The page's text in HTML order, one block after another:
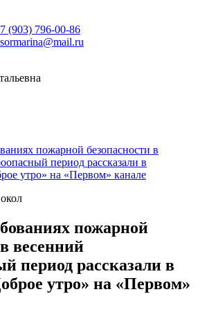
(903) 796-00-86
sormarina@mail.ru
пожарной безопасности в
период рассказали в
утро» на «Первом» канале
пожарной
весенний
период рассказали в
утро» на «Первом»